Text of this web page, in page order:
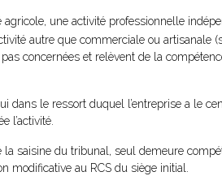
une activité professionnelle
autre que commerciale ou artisanale
concernées et relèvent de la
dans le ressort duquel l’entreprise a le
l’activité.
saisine du tribunal, seul demeure
modificative au RCS du siège initial.